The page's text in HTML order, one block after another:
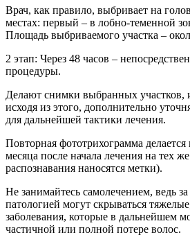
Врач, как правило, выбривает на
местах: первый – в лобно-теменной
Площадь выбриваемого участка –
2 этап: Через 48 часов –
процедуры.
Делают снимки выбранных участков,
исходя из этого, дополнительно
для дальнейшей тактики лечения.
Повторная фототрихограмма делается
месяца после начала лечения на тех
распознавания наносятся метки).
Не занимайтесь самолечением, ведь
патологией могут скрываться
заболевания, которые в дальнейшем
частичной или полной потере волос.